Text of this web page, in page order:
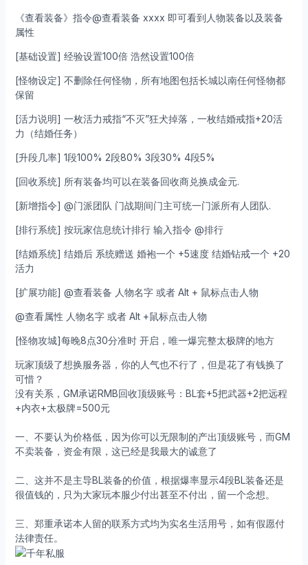
《查看装备》指令@查看装备 xxxx 即可看到人物装备以及装备
属性
[基础设置] 经验设置100倍 浩然设置100倍
[怪物设定] 不删除任何怪物，所有地图包括长城以南任何怪物都
保留
[活力说明] 一枚活力戒指“不灭”狂犬掉落，一枚结婚戒指+20活
力（结婚任务）
[升段几率] 1段100% 2段80% 3段30% 4段5%
[回收系统] 所有装备均可以在装备回收商兑换成金元.
[新增指令] @门派团队 门战期间门主可统一门派所有人团队.
[排行系统] 按玩家信息统计排行 输入指令 @排行
[结婚系统] 结婚后 系统赠送 婚袍一个 +5速度 结婚钻戒一个 +20
活力
[扩展功能] @查看装备 人物名字 或者 Alt + 鼠标点击人物
@查看属性 人物名字 或者 Alt +鼠标点击人物
[怪物攻城]每晚8点30分准时 开启，唯一爆完整太极牌的地方
玩家顶级了想换服务器，你的人气也不行了，但是花了有钱换了
可惜？
没有关系，GM承诺RMB回收顶级账号：BL套+5把武器+2把远程
+内衣+太极牌=500元
一、不要认为价格低，因为你可以无限制的产出顶级账号，而GM
不卖装备，资金有限，这已经是我最大的诚意了
二、这并不是主导BL装备的价值，根据爆率显示4段BL装备还是
很值钱的，只为大家玩本服少付出甚至不付出，留一个念想。
三、郑重承诺本人留的联系方式均为实名生活用号，如有假愿付
法律责任。